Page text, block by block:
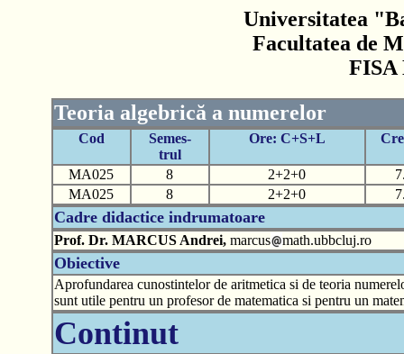
Universitatea
Facultatea de
FISA
Teoria algebrică a numerelor
Cod
Semes-
trul
Ore: C+S+L
MA025 8 2+2+0
MA025
8 2+2+0
Cadre didactice indrumatoare
Prof. Dr. MARCUS Andrei,marcus math.ubbcluj.ro
Obiective
Aprofundarea cunostintelor de aritmetica si de teoria
sunt utile pentru un profesor de matematica si pentru un
Continut